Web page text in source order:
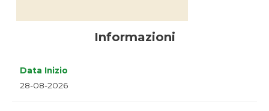
Informazioni
Data Inizio
28-08-2026